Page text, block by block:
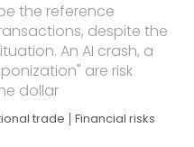
the reference
despite the
An AI crash, a
are risk
dollar
trade
Financial risks